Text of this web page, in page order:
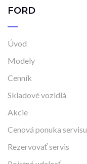
FORD
Úvod
Modely
Cenník
Skladové vozidlá
Akcie
Cenová ponuka servisu
Rezervovať servis